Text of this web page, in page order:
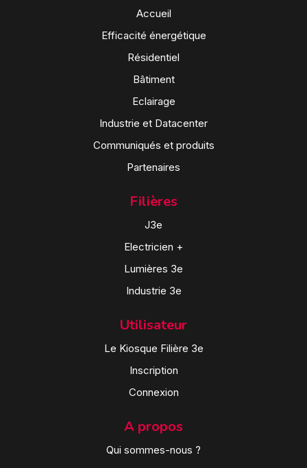
Accueil
Efficacité énergétique
Résidentiel
Bâtiment
Eclairage
Industrie et Datacenter
Communiqués et produits
Partenaires
Filières
J3e
Electricien +
Lumières 3e
Industrie 3e
Utilisateur
Le Kiosque Filière 3e
Inscription
Connexion
A propos
Qui sommes-nous ?